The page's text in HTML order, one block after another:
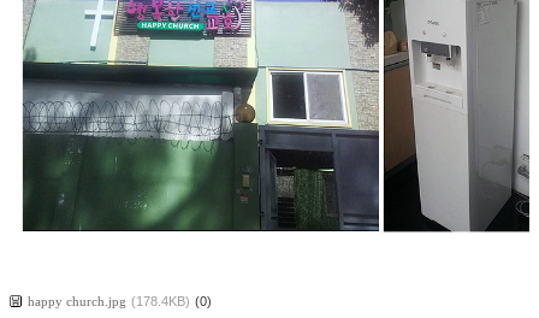
happy church.jpg (178.4KB) (0)